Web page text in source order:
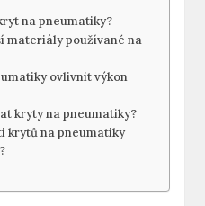
na pneumatiky?
materiály používané na
ovlivnit výkon
kryty na pneumatiky?
krytů na pneumatiky